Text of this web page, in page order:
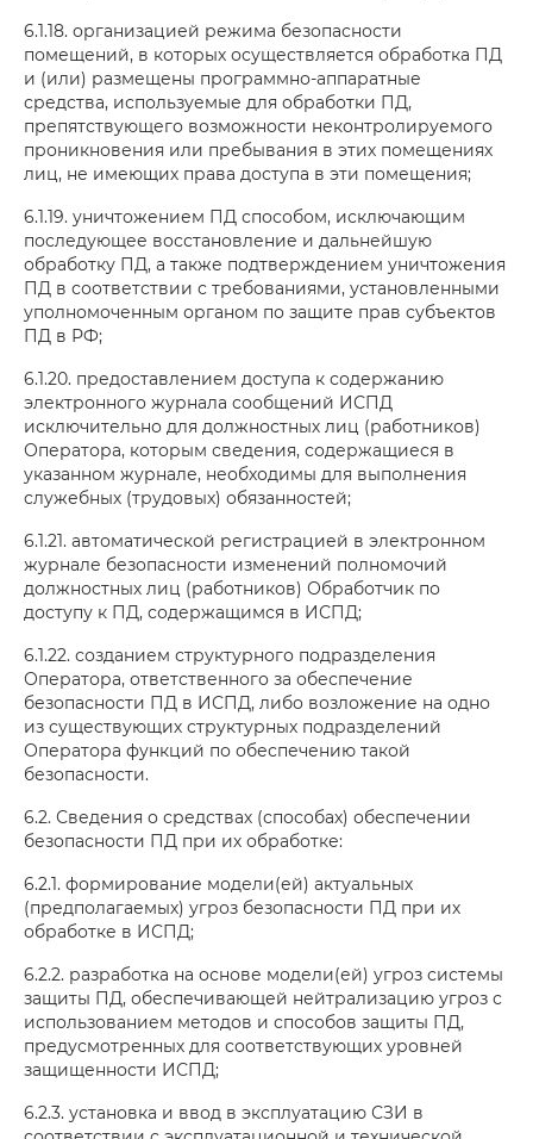
6.1.18. организацией режима безопасности
помещений, в которых осуществляется обработка ПД
и (или) размещены программно-аппаратные
средства, используемые для обработки ПД,
препятствующего возможности неконтролируемого
проникновения или пребывания в этих помещениях
лиц, не имеющих права доступа в эти помещения;
6.1.19. уничтожением ПД способом, исключающим
последующее восстановление и дальнейшую
обработку ПД, а также подтверждением уничтожения
ПД в соответствии с требованиями, установленными
уполномоченным органом по защите прав субъектов
ПД в РФ;
6.1.20. предоставлением доступа к содержанию
электронного журнала сообщений ИСПД
исключительно для должностных лиц (работников)
Оператора, которым сведения, содержащиеся в
указанном журнале, необходимы для выполнения
служебных (трудовых) обязанностей;
6.1.21. автоматической регистрацией в электронном
журнале безопасности изменений полномочий
должностных лиц (работников) Обработчик по
доступу к ПД, содержащимся в ИСПД;
6.1.22. созданием структурного подразделения
Оператора, ответственного за обеспечение
безопасности ПД в ИСПД, либо возложение на одно
из существующих структурных подразделений
Оператора функций по обеспечению такой
безопасности.
6.2. Сведения о средствах (способах) обеспечении
безопасности ПД при их обработке:
6.2.1. формирование модели(ей) актуальных
(предполагаемых) угроз безопасности ПД при их
обработке в ИСПД;
6.2.2. разработка на основе модели(ей) угроз системы
защиты ПД, обеспечивающей нейтрализацию угроз с
использованием методов и способов защиты ПД,
предусмотренных для соответствующих уровней
защищенности ИСПД;
6.2.3. установка и ввод в эксплуатацию СЗИ в